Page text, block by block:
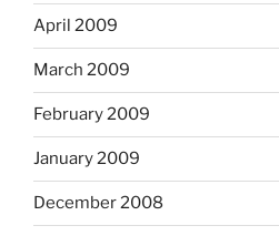
April 2009
March 2009
February 2009
January 2009
December 2008